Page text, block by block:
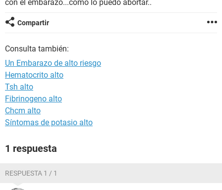
con el embarazo...como lo puedo abortar..
Compartir
Consulta también:
Un Embarazo de alto riesgo
Hematocrito alto
Tsh alto
Fibrinogeno alto
Chcm alto
Síntomas de potasio alto
1 respuesta
RESPUESTA 1 / 1